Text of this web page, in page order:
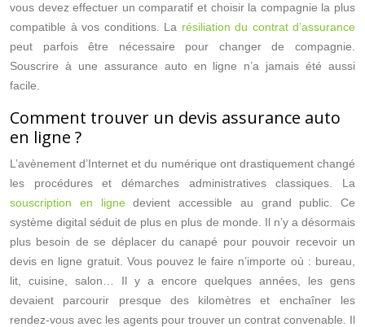
vous devez effectuer un comparatif et choisir la compagnie la plus
compatible à vos conditions. La résiliation du contrat d’assurance
peut parfois être nécessaire pour changer de compagnie.
Souscrire à une assurance auto en ligne n’a jamais été aussi
facile.
Comment trouver un devis assurance auto
en ligne ?
L’avènement d’Internet et du numérique ont drastiquement changé
les procédures et démarches administratives classiques. La
souscription en lignedevient accessible au grand public. Ce
système digital séduit de plus en plus de monde. Il n’y a désormais
plus besoin de se déplacer du canapé pour pouvoir recevoir un
devis en ligne gratuit. Vous pouvez le faire n’importe où : bureau,
lit, cuisine, salon… Il y a encore quelques années, les gens
devaient parcourir presque des kilomètres et enchaîner les
rendez-vous avec les agents pour trouver un contrat convenable. Il